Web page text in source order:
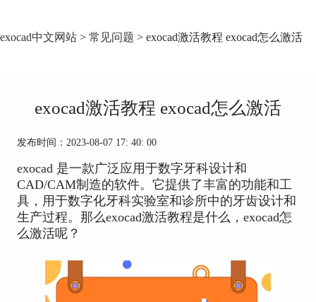
exocad中文网站 > 常见问题 > exocad激活教程 exocad怎么激活
exocad激活教程 exocad怎么激活
发布时间：2023-08-07 17: 40: 00
exocad 是一款广泛应用于数字牙科设计和
CAD/CAM制造的软件。它提供了丰富的功能和工
具，用于数字化牙科实验室和诊所中的牙齿设计和
生产过程。那么exocad激活教程是什么，exocad怎
么激活呢？